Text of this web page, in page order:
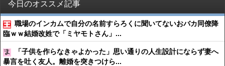
今日のオススメ記事
職場のインカムで自分の名前すらろくに聞いてないおバカ同僚降
臨ｗｗ結婚改姓で「ミヤモトさん」...
「子供を作らなきゃよかった」思い通りの人生設計にならず妻へ
暴言を吐く友人。離婚を突きつけら...